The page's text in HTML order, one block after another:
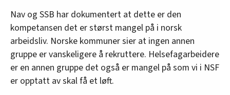
Nav og SSB har dokumentert at dette er den
kompetansen det er størst mangel på i norsk
arbeidsliv. Norske kommuner sier at ingen annen
gruppe er vanskeligere å rekruttere. Helsefagarbeidere
er en annen gruppe det også er mangel på som vi i NSF
er opptatt av skal få et løft.